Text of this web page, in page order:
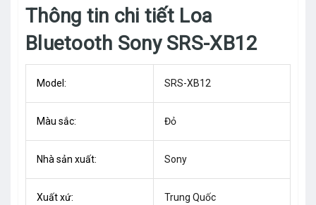
Thông tin chi tiết Loa
Bluetooth Sony SRS-XB12
Model: SRS-XB12
Màu sắc: Đỏ
Nhà sản xuất: Sony
Xuất xứ: Trung Quốc